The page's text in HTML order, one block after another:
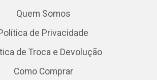
Quem Somos
de Privacidade
de Troca e Devolução
Como Comprar